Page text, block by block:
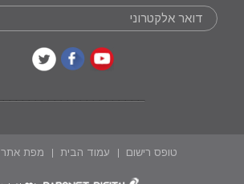
טופס רישום עמוד הבית מפת אתר